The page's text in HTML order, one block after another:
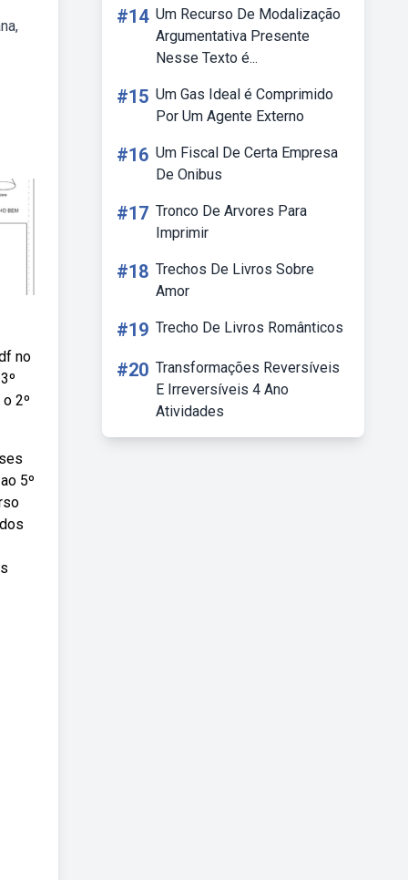
no
2º
5º
#14 Um Recurso De Modalização
Argumentativa Presente
Nesse Texto é...
#15 Um Gas Ideal é Comprimido
Por Um Agente Externo
#16 Um Fiscal De Certa Empresa
De Onibus
#17 Tronco De Arvores Para
Imprimir
#18 Trechos De Livros Sobre
Amor
#19 Trecho De Livros Românticos
#20 Transformações Reversíveis
E Irreversíveis 4 Ano
Atividades